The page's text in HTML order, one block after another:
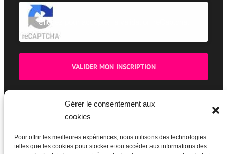
Gérer le consentement aux
cookies
Pour offrir les meilleures expériences, nous utilisons des technologies
telles que les cookies pour stocker et/ou accéder aux informations des
Cliquez pour accepter la validation reCaptcha.